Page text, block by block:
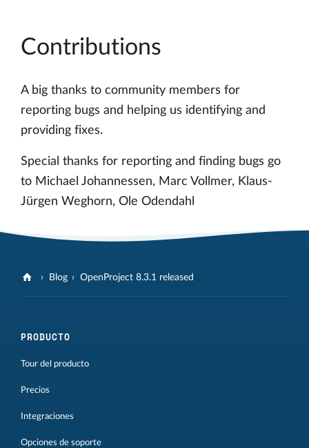
Contributions
A big thanks to community members for
reporting bugs and helping us identifying and
providing fixes.
Special thanks for reporting and finding bugs go
to Michael Johannessen, Marc Vollmer, Klaus-
Jürgen Weghorn, Ole Odendahl
Blog OpenProject 8.3.1 released
PRODUCTO
Tour del producto
Precios
Integraciones
Opciones de soporte